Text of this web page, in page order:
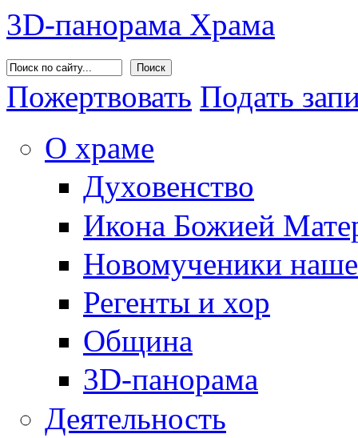
3D-панорама Храма
Пожертвовать Подать
О храме
Духовенство
Икона Божией
Новомученики
Регенты и хор
Община
3D-панорама
Деятельность